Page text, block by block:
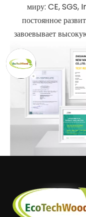
миру: CE, SGS,
постоянное
завоевывает